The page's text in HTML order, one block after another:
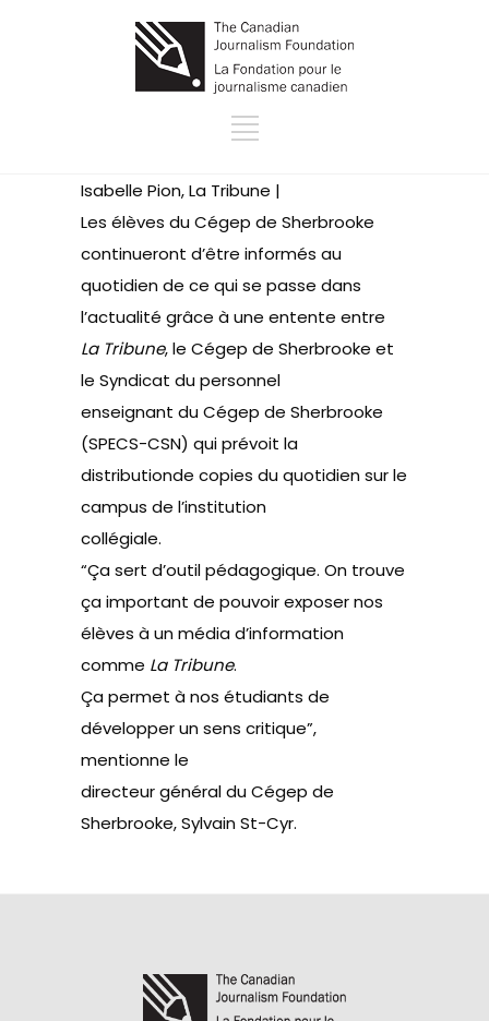
Isabelle Pion, La Tribune |
Les élèves du Cégep de Sherbrooke
continueront d’être informés au
quotidien de ce qui se passe dans
l’actualité grâce à une entente entre
La Tribune, le Cégep de Sherbrooke et
le Syndicat du personnel
enseignant du Cégep de Sherbrooke
(SPECS-CSN) qui prévoit la
distributionde copies du quotidien sur le
campus de l’institution
collégiale.
“Ça sert d’outil pédagogique. On trouve
ça important de pouvoir exposer nos
élèves à un média d’information
comme La Tribune.
Ça permet à nos étudiants de
développer un sens critique”,
mentionne le
directeur général du Cégep de
Sherbrooke, Sylvain St-Cyr.